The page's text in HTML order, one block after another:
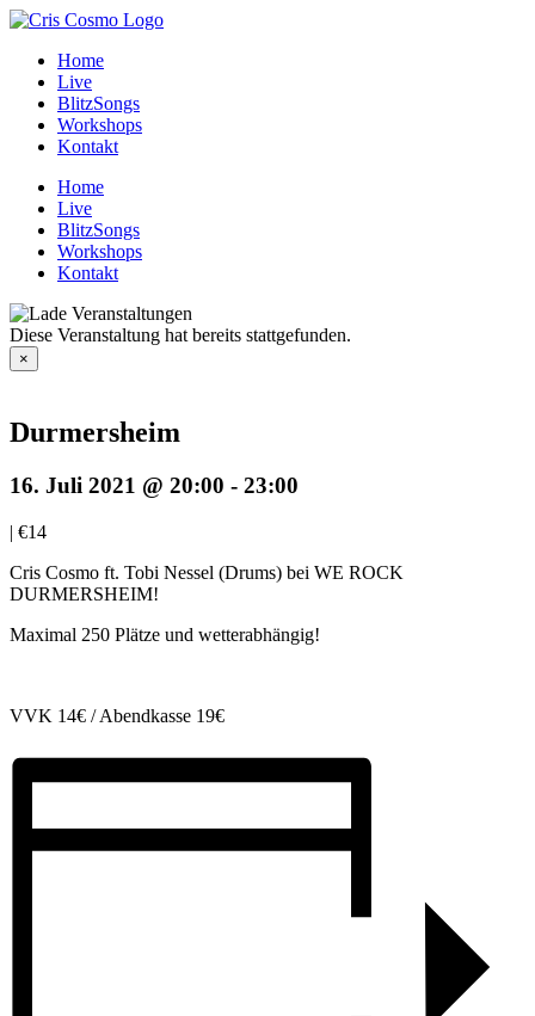
Zum
springenHome
Live
BlitzSongs
Workshops
Kontakt
Home
Live
BlitzSongs
Workshops
Kontakt
Diese Veranstaltung hat bereits stattgefunden.
×
Durmersheim
16. Juli 2021 @ 20:00 - 23:00
| €14
Cris Cosmo ft. Tobi Nessel (Drums) bei WE ROCK
DURMERSHEIM!
Maximal 250 Plätze und wetterabhängig!
VVK 14€ / Abendkasse 19€